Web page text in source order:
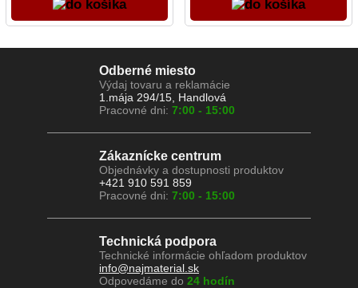
Odberné miesto
Výdaj tovaru a reklamácie
1.mája 294/15, Handlová
Pracovné dni: 7:00 - 15:00
Zákaznícke centrum
Objednávky a dostupnosti produktov
+421 910 591 859
Pracovné dni: 7:00 - 15:00
Technická podpora
Technické informácie ohľadom produktov
info@najmaterial.sk
Odpovedáme do 24 hodín